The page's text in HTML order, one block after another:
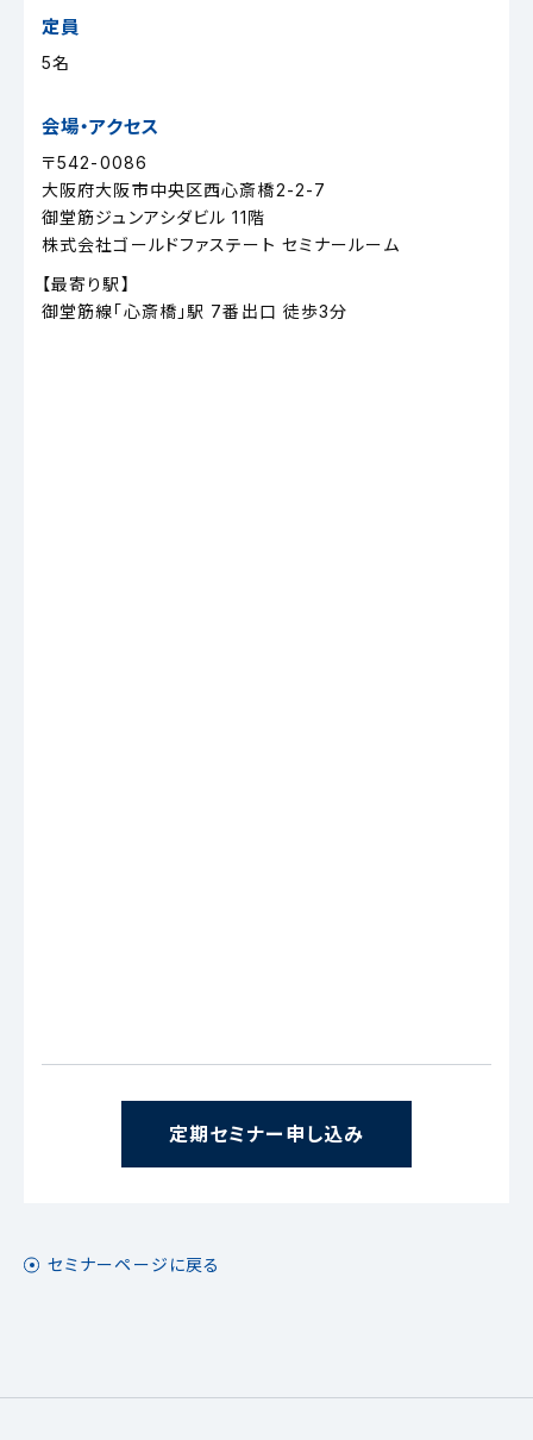
定員
5名
会場・アクセス
〒542-0086
大阪府大阪市中央区西心斎橋2-2-7
御堂筋ジュンアシダビル 11階
株式会社ゴールドファステート セミナールーム
【最寄り駅】
御堂筋線「心斎橋」駅 7番出口 徒歩3分
定期セミナー申し込み
セミナーページに戻る